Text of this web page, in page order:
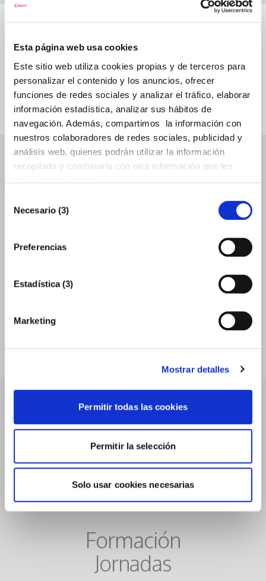
Esta página web usa cookies
Este sitio web utiliza cookies propias y de terceros para
personalizar el contenido y los anuncios, ofrecer
funciones de redes sociales y analizar el tráfico, elaborar
información estadística, analizar sus hábitos de
navegación. Además, compartimos la información con
nuestros colaboradores de redes sociales, publicidad y
análisis web, quienes podrán utilizar la información
recopilada y combinarla con otra información que les
Necesario (3)
Preferencias
Estadística (3)
Marketing
Mostrar detalles
Permitir todas las cookies
Permitir la selección
Solo usar cookies necesarias
Servicios
Transformación
Digital
Oficina Acelera Pyme
Soluciones a pymes
INFÓRMATE
Formación
Jornadas